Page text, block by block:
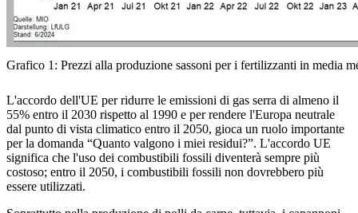
Grafico 1: Prezzi alla produzione sassoni per i fertilizzanti in media
L'accordo dell'UE per ridurre le emissioni di gas serra di almeno il
55% entro il 2030 rispetto al 1990 e per rendere l'Europa neutrale
dal punto di vista climatico entro il 2050, gioca un ruolo importante
per la domanda “Quanto valgono i miei residui?”. L'accordo UE
significa che l'uso dei combustibili fossili diventerà sempre più
costoso; entro il 2050, i combustibili fossili non dovrebbero più
essere utilizzati.